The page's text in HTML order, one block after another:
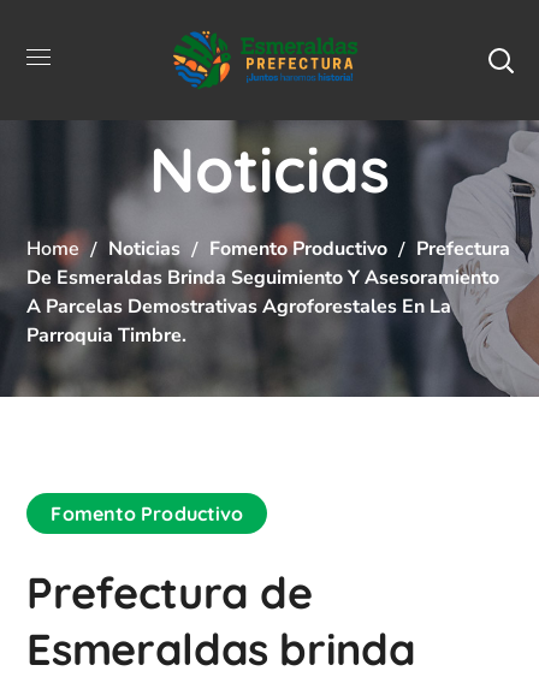
Noticias
Home Noticias Fomento Productivo
Prefectura
De Esmeraldas Brinda Seguimiento Y Asesoramiento
A Parcelas Demostrativas Agroforestales En La
Parroquia Timbre.
Fomento Productivo
Prefectura de
Esmeraldas brinda